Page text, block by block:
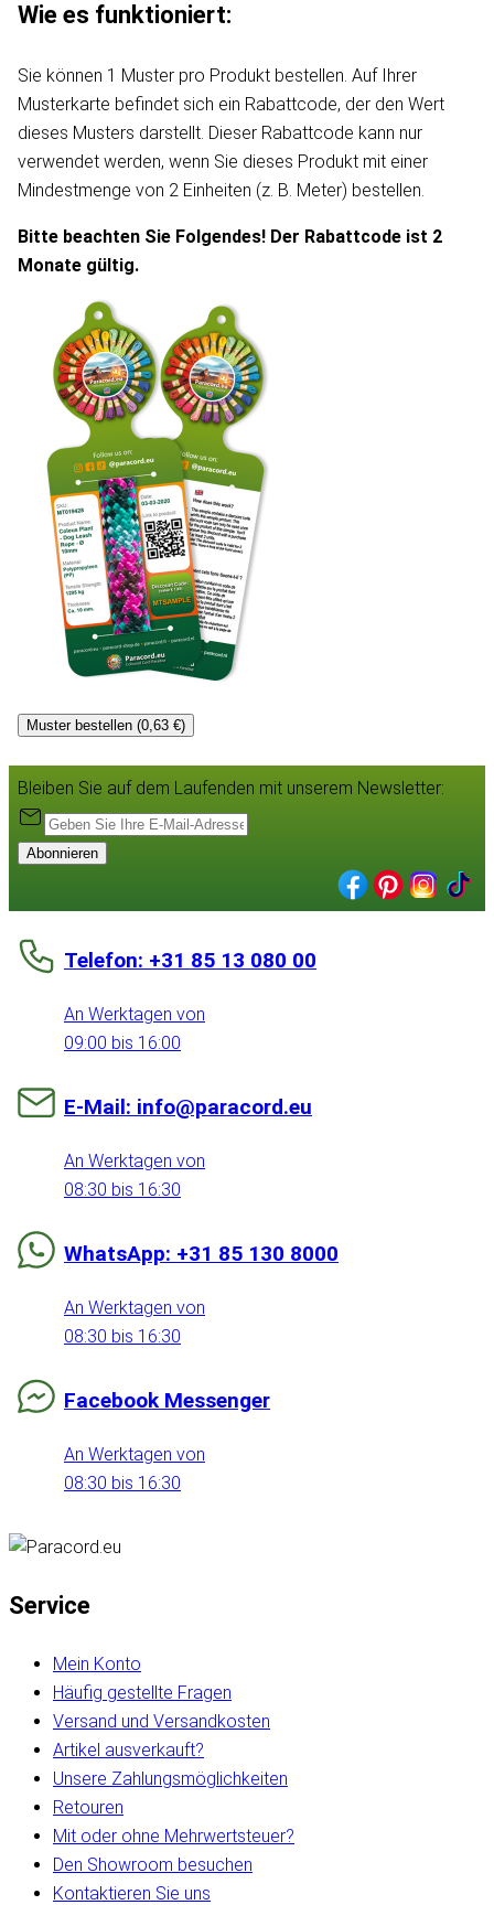
Wie es funktioniert:
Sie können 1 Muster pro Produkt bestellen. Auf Ihrer
Musterkarte befindet sich ein Rabattcode, der den Wert
dieses Musters darstellt. Dieser Rabattcode kann nur
verwendet werden, wenn Sie dieses Produkt mit einer
Mindestmenge von 2 Einheiten (z. B. Meter) bestellen.
Bitte beachten Sie Folgendes! Der Rabattcode ist 2
Monate gültig.
Muster bestellen (0,63 €)
Bleiben Sie auf dem Laufenden mit unserem Newsletter:
Abonnieren
Telefon: +31 85 13 080 00
An Werktagen von
09:00 bis 16:00
E-Mail: info@paracord.eu
An Werktagen von
08:30 bis 16:30
WhatsApp: +31 85 130 8000
An Werktagen von
08:30 bis 16:30
Facebook Messenger
An Werktagen von
08:30 bis 16:30
Service
Mein Konto
Häufig gestellte Fragen
Versand und Versandkosten
Artikel ausverkauft?
Unsere Zahlungsmöglichkeiten
Retouren
Mit oder ohne Mehrwertsteuer?
Den Showroom besuchen
Kontaktieren Sie uns